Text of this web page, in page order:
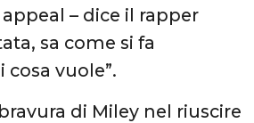
– dice il rapper
sa come si fa
vuole”.
di Miley nel riuscire